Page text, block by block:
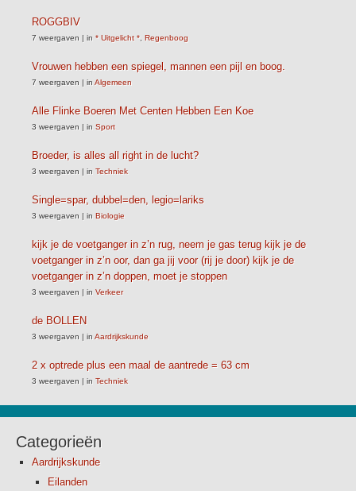
ROGGBIV
7 weergaven | in * Uitgelicht * Regenboog
Vrouwen hebben een spiegel, mannen een pijl en boog.
7 weergaven | in Algemeen
Alle Flinke Boeren Met Centen Hebben Een Koe
3 weergaven | in Sport
Broeder, is alles all right in de lucht?
3 weergaven | in Techniek
Single=spar, dubbel=den, legio=lariks
3 weergaven | in Biologie
kijk je de voetganger in z’n rug, neem je gas terug kijk je de
voetganger in z’n oor, dan ga jij voor (rij je door) kijk je de
voetganger in z’n doppen, moet je stoppen
3 weergaven | in Verkeer
de BOLLEN
3 weergaven | in Aardrijkskunde
2 x optrede plus een maal de aantrede = 63 cm
3 weergaven | in Techniek
Categorieën
Aardrijkskunde
Eilanden